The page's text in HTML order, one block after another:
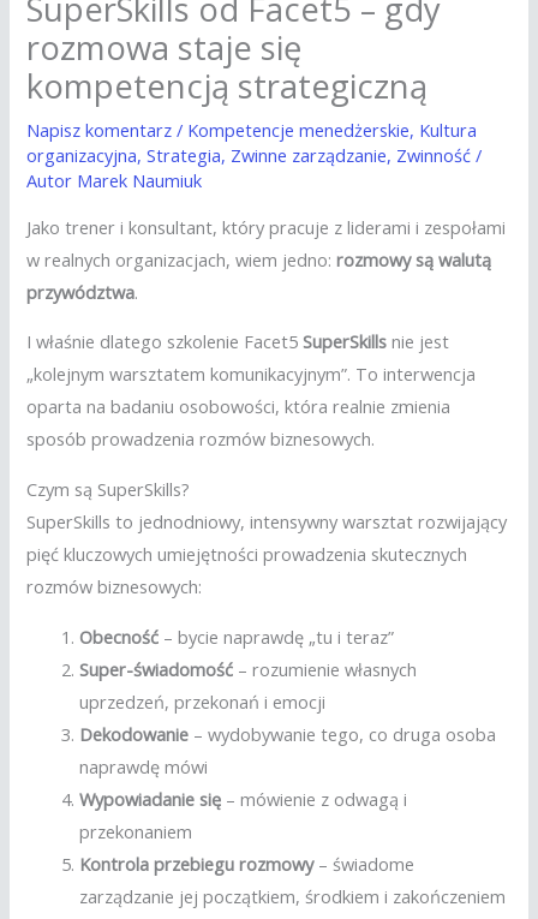
SuperSkills od Facet5 – gdy
rozmowa staje się
kompetencją strategiczną
Napisz komentarz / Kompetencje menedżerskie, Kultura
organizacyjna,Strategia, Zwinne zarządzanie, Zwinność /
Autor Marek Naumiuk
Jako trener i konsultant, który pracuje z liderami i zespołami
w realnych organizacjach, wiem jedno:rozmowy są walutą
przywództwa.
I właśnie dlatego szkolenie Facet5SuperSkills nie jest
„kolejnym warsztatem komunikacyjnym”. To interwencja
oparta na badaniu osobowości, która realnie zmienia
sposób prowadzenia rozmów biznesowych.
Czym są SuperSkills?
SuperSkills to jednodniowy, intensywny warsztat rozwijający
pięć kluczowych umiejętności prowadzenia skutecznych
rozmów biznesowych:
Obecność – bycie naprawdę „tu i teraz”
Super-świadomość – rozumienie własnych
uprzedzeń, przekonań i emocji
Dekodowanie – wydobywanie tego, co druga osoba
naprawdę mówi
Wypowiadanie się – mówienie z odwagą i
przekonaniem
Kontrola przebiegu rozmowy– świadome
zarządzanie jej początkiem, środkiem i zakończeniem